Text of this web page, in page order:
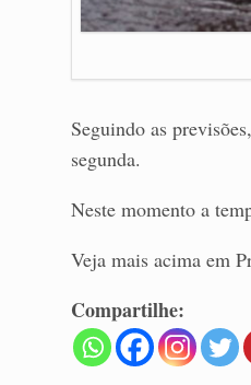
Seguindo as
segunda.
Neste momento a
Veja mais acima em
Compartilhe: